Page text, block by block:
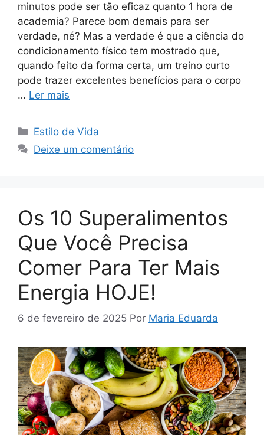
minutos pode ser tão eficaz quanto 1 hora de
academia? Parece bom demais para ser
verdade, né? Mas a verdade é que a ciência do
condicionamento físico tem mostrado que,
quando feito da forma certa, um treino curto
pode trazer excelentes benefícios para o corpo
… Ler mais
Categorias
Estilo de Vida
Deixe um comentário
Os 10 Superalimentos
Que Você Precisa
Comer Para Ter Mais
Energia HOJE!
6 de fevereiro de 2025 Por Maria Eduarda